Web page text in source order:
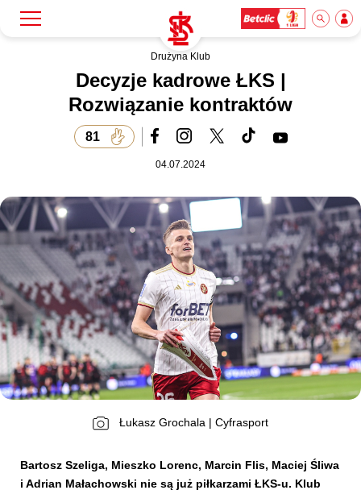
Akademia
Biznes
Dla mediów
Kibice
Drużyna Klub
Decyzje kadrowe ŁKS |
Rozwiązanie kontraktów
81
04.07.2024
Łukasz Grochala | Cyfrasport
Bartosz Szeliga, Mieszko Lorenc, Marcin Flis, Maciej Śliwa
i Adrian Małachowski nie są już piłkarzami ŁKS-u. Klub